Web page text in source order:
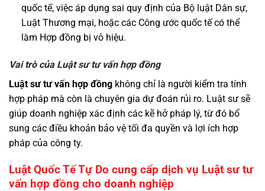
quốc tế, việc áp dụng sai quy định của Bộ luật Dân sự,
Luật Thương mại, hoặc các Công ước quốc tế có thể
làm Hợp đồng bị vô hiệu.
Vai trò của Luật sư tư vấn hợp đồng
Luật sư tư vấn hợp đồng không chỉ là người kiểm tra tính
hợp pháp mà còn là chuyên gia dự đoán rủi ro. Luật sư sẽ
giúp doanh nghiệp xác định các kẽ hở pháp lý, từ đó bổ
sung các điều khoản bảo vệ tối đa quyền và lợi ích hợp
pháp của công ty.
Luật Quốc Tế Tự Do cung cấp dịch vụ Luật sư tư
vấn hợp đồng cho doanh nghiệp